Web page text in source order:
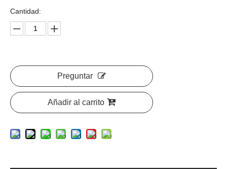
Cantidad:
Preguntar
Añadir al carrito